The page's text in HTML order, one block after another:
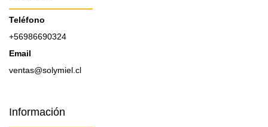
Teléfono
+56986690324
Email
ventas@solymiel.cl
Información